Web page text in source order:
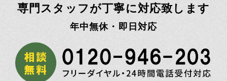
専門スタッフが丁寧に対応致します
年中無休・即日対応